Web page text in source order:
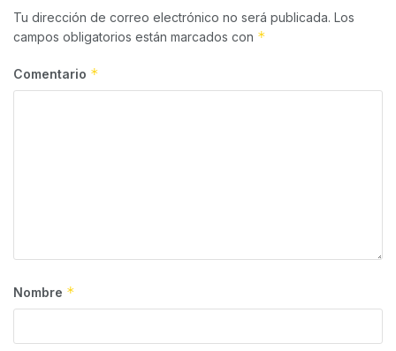
Tu dirección de correo electrónico no será publicada. Los
campos obligatorios están marcados con *
Comentario *
Nombre *